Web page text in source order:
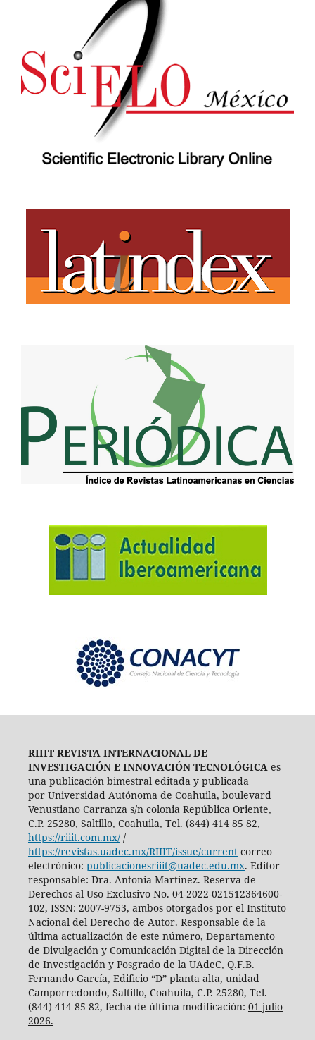
RIIIT REVISTA INTERNACIONAL DE
INVESTIGACIÓN E INNOVACIÓN TECNOLÓGICA es
una publicación bimestral editada y publicada
por Universidad Autónoma de Coahuila, boulevard
Venustiano Carranza s/n colonia República Oriente,
C.P. 25280, Saltillo, Coahuila, Tel. (844) 414 85 82,
https://riiit.com.mx//
https://revistas.uadec.mx/RIIIT/issue/currentcorreo
electrónico: publicacionesriiit@uadec.edu.mx. Editor
responsable: Dra. Antonia Martínez. Reserva de
Derechos al Uso Exclusivo No. 04-2022-021512364600-
102, ISSN: 2007-9753, ambos otorgados por el Instituto
Nacional del Derecho de Autor. Responsable de la
última actualización de este número, Departamento
de Divulgación y Comunicación Digital de la Dirección
de Investigación y Posgrado de la UAdeC, Q.F.B.
Fernando García, Edificio “D” planta alta, unidad
Camporredondo, Saltillo, Coahuila, C.P. 25280, Tel.
(844) 414 85 82, fecha de última modificación: 01 julio
2026.